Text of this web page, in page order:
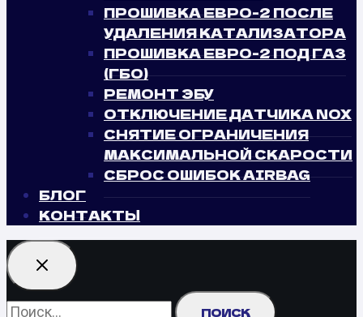
ПРОШИВКА ЕВРО-2 ПОСЛЕ
УДАЛЕНИЯ КАТАЛИЗАТОРА
ПРОШИВКА ЕВРО-2 ПОД ГАЗ
(ГБО)
РЕМОНТ ЭБУ
ОТКЛЮЧЕНИЕ ДАТЧИКА NOX
СНЯТИЕ ОГРАНИЧЕНИЯ
МАКСИМАЛЬНОЙ СКАРОСТИ
СБРОС ОШИБОК AIRBAG
БЛОГ
КОНТАКТЫ
Найти: